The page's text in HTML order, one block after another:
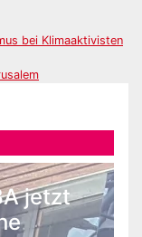
bei Klimaaktivisten
jetzt